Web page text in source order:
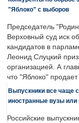
"Яблоко" с выборов
Председатель
Верховный суд иск
кандидатов в
Леонид Слуцкий
организацией. А
что "Яблоко"
Выпускники все чаще
иностранные вузы или
Российские